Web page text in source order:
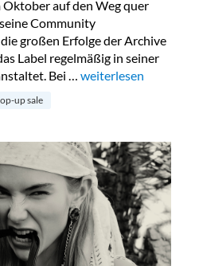
auf den Weg quer
Community
großen Erfolge der Archive
Label regelmäßig in seiner
Bei … „Lala Berlin Flash
weiterlesen
up sale